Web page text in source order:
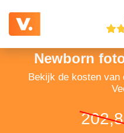
Newborn
Bekijk de kosten van